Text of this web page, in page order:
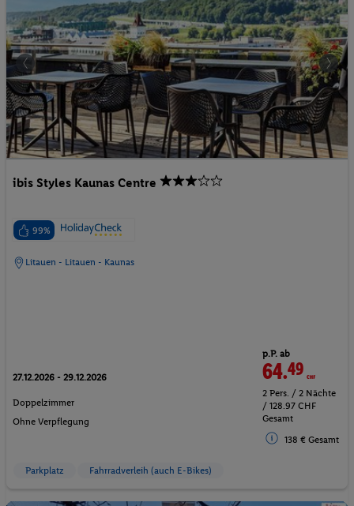
ibis Styles Kaunas Centre
99%
Litauen - Litauen - Kaunas
27.12.2026 - 29.12.2026
Doppelzimmer
Ohne Verpflegung
p.P. ab
64.49CHF
2 Pers. / 2 Nächte
/ 128.97 CHF
Gesamt
138 € Gesamt
Parkplatz Fahrradverleih (auch E-Bikes)